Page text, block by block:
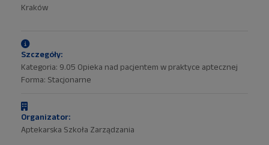
Kraków
Szczegóły:
Kategoria: 9.05 Opieka nad pacjentem w praktyce aptecznej
Forma: Stacjonarne
Organizator:
Aptekarska Szkoła Zarządzania